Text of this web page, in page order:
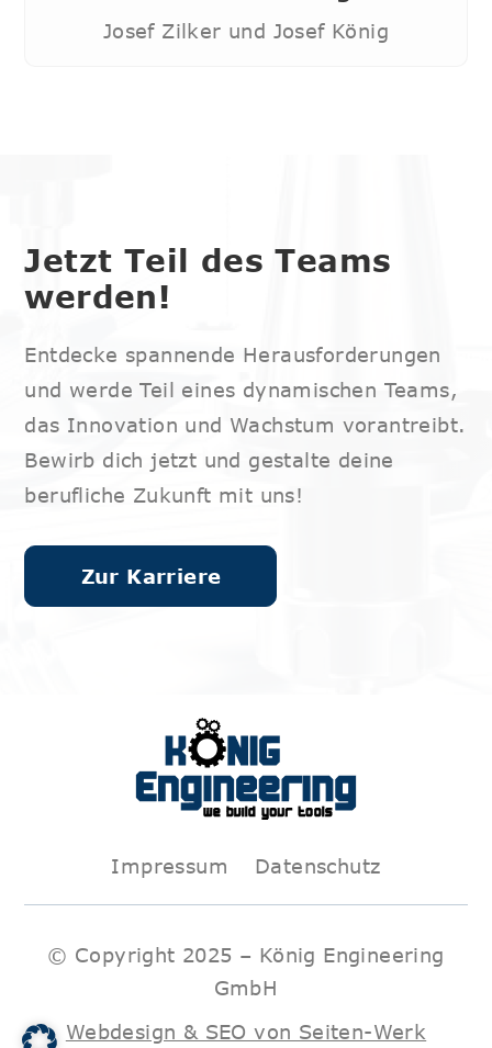
Josef Zilker und Josef König
Jetzt Teil des Teams
werden!
Entdecke spannende Herausforderungen
und werde Teil eines dynamischen Teams,
das Innovation und Wachstum vorantreibt.
Bewirb dich jetzt und gestalte deine
berufliche Zukunft mit uns!
Zur Karriere
Impressum Datenschutz
© Copyright 2025 – König Engineering
GmbH
Webdesign & SEO von Seiten-Werk